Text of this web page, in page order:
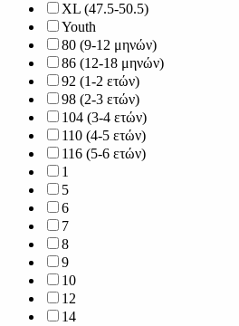
XL (47.5-50.5)
Youth
80 (9-12 μηνών)
86 (12-18 μηνών)
92 (1-2 ετών)
98 (2-3 ετών)
104 (3-4 ετών)
110 (4-5 ετών)
116 (5-6 ετών)
1
5
6
7
8
9
10
12
14